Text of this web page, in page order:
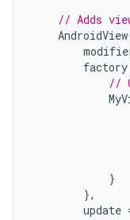
// Adds
AndroidView
factory
//
}
},
update